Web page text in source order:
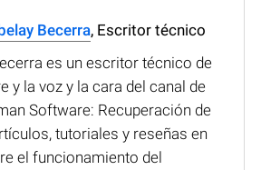
Becerra, Escritor técnico
es un escritor técnico de
y la voz y la cara del canal de
Software: Recuperación de
tutoriales y reseñas en
el funcionamiento del